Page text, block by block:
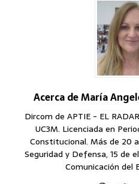
Acerca de María
Dircom de APTIE - EL
UC3M. Licenciada en
Constitucional. Más de 20
Seguridad y Defensa, 15 de
Comunicación del